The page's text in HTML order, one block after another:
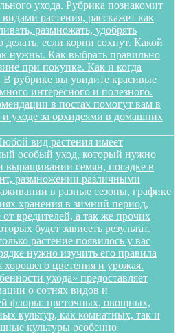
ухода. Рубрика познакомит
растения, расскажет как
размножать, удобрять
делать, если корни сохнут. Какой
нужны. Как выбрать правильно
при покупке. Как и когда
В рубрике вы увидите красивые
интересного и полезного.
в постах помогут вам в
уходе за орхидеями в домашних
вид растения имеет
особый уход, который нужно
выращивании семян, посадке в
размножении различными
в разные сезоны, графике
хранения в зимний период,
вредителей, а так же прочих
будет зависеть результат.
растение появилось у вас
нужно изучить его правила
хорошего цветения и урожая.
ухода» предоставляет
о сотнях видов и
флоры: цветочных, овощных,
культур, как комнатных, так и
культуры особенно